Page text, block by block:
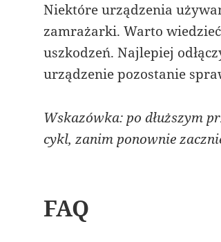
Niektóre urządzenia
zamrażarki. Warto
uszkodzeń. Najlepiej
urządzenie pozostanie
Wskazówka: po dłuższym
cykl, zanim ponownie
FAQ